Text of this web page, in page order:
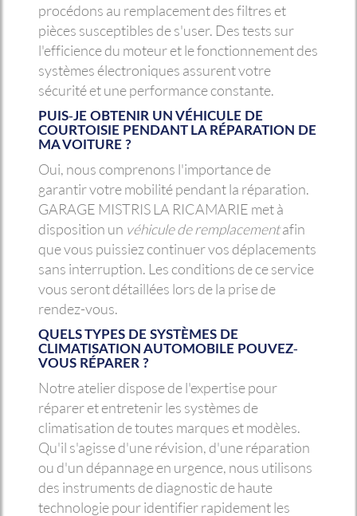
procédons au remplacement des filtres et
pièces susceptibles de s'user. Des tests sur
l'efficience du moteur et le fonctionnement des
systèmes électroniques assurent votre
sécurité et une performance constante.
PUIS-JE OBTENIR UN VÉHICULE DE
COURTOISIE PENDANT LA RÉPARATION DE
MA VOITURE ?
Oui, nous comprenons l'importance de
garantir votre mobilité pendant la réparation.
GARAGE MISTRIS LA RICAMARIE met à
disposition un véhicule de remplacementafin
que vous puissiez continuer vos déplacements
sans interruption. Les conditions de ce service
vous seront détaillées lors de la prise de
rendez-vous.
QUELS TYPES DE SYSTÈMES DE
CLIMATISATION AUTOMOBILE POUVEZ-
VOUS RÉPARER ?
Notre atelier dispose de l'expertise pour
réparer et entretenir les systèmes de
climatisation de toutes marques et modèles.
Qu'il s'agisse d'une révision, d'une réparation
ou d'un dépannage en urgence, nous utilisons
des instruments de diagnostic de haute
technologie pour identifier rapidement les